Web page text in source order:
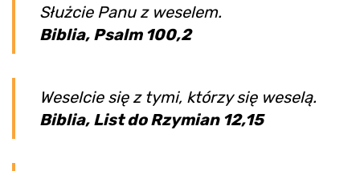
Służcie Panu z weselem.
Biblia, Psalm 100,2
Weselcie się z tymi, którzy się weselą.
Biblia, List do Rzymian 12,15